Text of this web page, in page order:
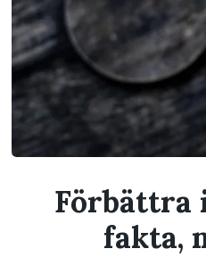
Förbättra
fakta,